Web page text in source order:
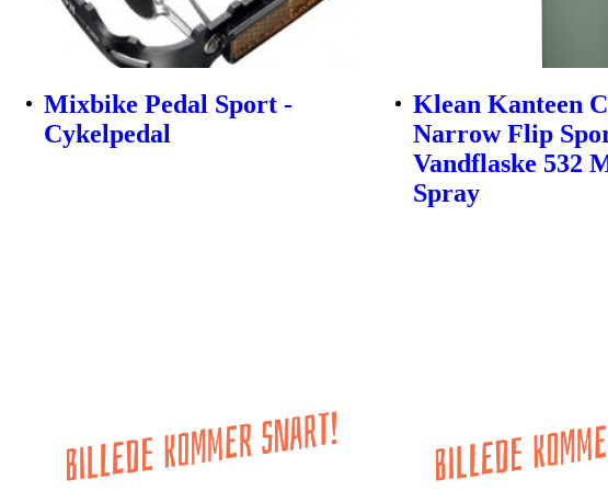
Mixbike Pedal Sport -
Cykelpedal
Klean Kanteen
Narrow Flip
Vandflaske 532
Spray